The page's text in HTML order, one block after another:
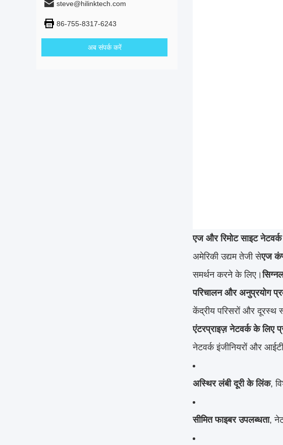
steve@hilinktech.com
86-755-8317-6243
अब संपर्क करें
एज और रिमोट साइट नेटवर्क
अमेरिकी उद्यम तेजी सेएज
समर्थन करने के लिए।
परिचालन और अनुप्रयोग
केंद्रीय परिसरों और दूरस्थ
एंटरप्राइज़ नेटवर्क के लिए
नेटवर्क इंजीनियरों और
अस्थिर लंबी दूरी के लिंक,
सीमित फाइबर उपलब्धता,